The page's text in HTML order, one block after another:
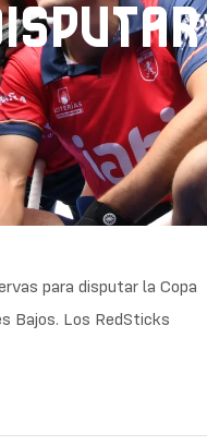
para disputar la Copa
Bajos. Los RedSticks